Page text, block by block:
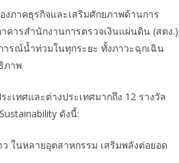
งภาคธุรกิจและเสริมศักยภาพด้านการ
ารสำนักงานการตรวจเงินแผ่นดิน (สตง.)
ารณ์น้ำท่วมในทุกระยะ ทั้งภาวะฉุกเฉิน
ภาพ
เทศและต่างประเทศมากถึง 12 รางวัล
ดังนี้:
ในหลายอุตสาหกรรม เสริมพลังต่อยอด